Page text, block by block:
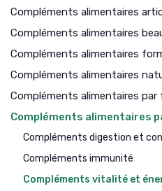
Compléments alimentaires
Compléments alimentaires
Compléments alimentaires
Compléments alimentaires
Compléments alimentaires par
Compléments alimentaires
Compléments digestion et
Compléments immunité
Compléments vitalité et